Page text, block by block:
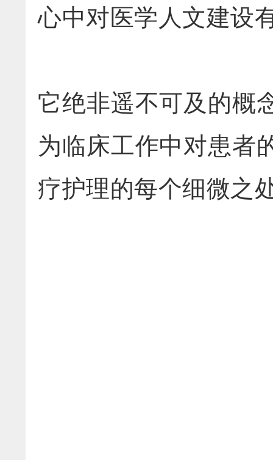
心中对医学人文建设
它绝非遥不可及的概
为临床工作中对患者
疗护理的每个细微之